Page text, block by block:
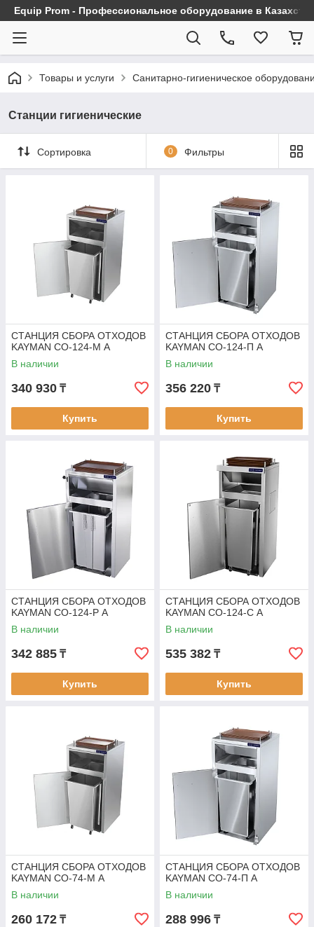
Equip Prom - Профессиональное оборудование в
Товары и услуги Санитарно-гигиеническое
Станции гигиенические
Сортировка 0 Фильтры
СТАНЦИЯ СБОРА ОТХОДОВ
KAYMAN СО-124-М А
В наличии
340 930 ₸
Купить
СТАНЦИЯ СБОРА ОТХОДОВ
KAYMAN СО-124-П А
В наличии
356 220 ₸
Купить
СТАНЦИЯ СБОРА ОТХОДОВ
KAYMAN СО-124-Р А
В наличии
342 885 ₸
Купить
СТАНЦИЯ СБОРА ОТХОДОВ
KAYMAN СО-124-С А
В наличии
535 382 ₸
Купить
СТАНЦИЯ СБОРА ОТХОДОВ
KAYMAN СО-74-М А
В наличии
260 172 ₸
СТАНЦИЯ СБОРА ОТХОДОВ
KAYMAN СО-74-П А
В наличии
288 996 ₸